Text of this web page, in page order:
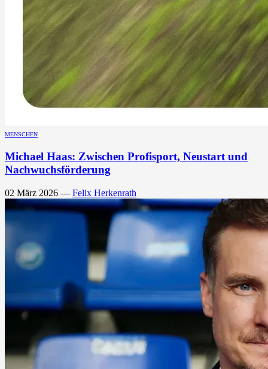
MENSCHEN
Michael Haas: Zwischen Profisport, Neustart und
Nachwuchsförderung
02 März 2026 — Felix Herkenrath